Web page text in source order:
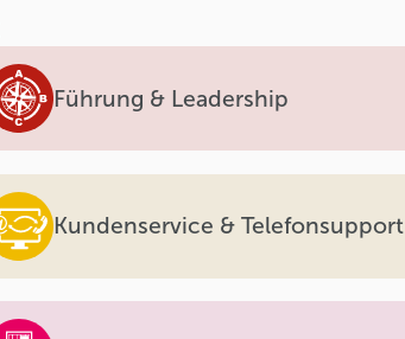
Führung & Leadership
Kundenservice & Telefonsupport